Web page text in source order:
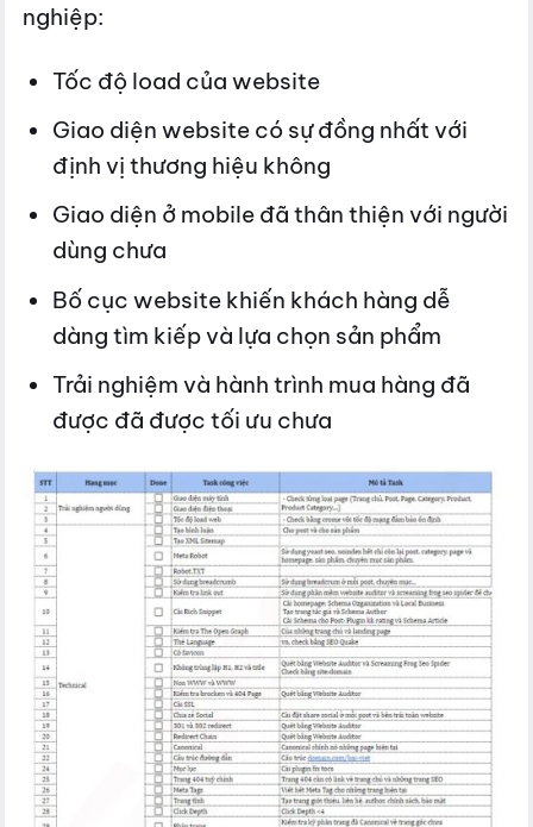
nghiệp:
Tốc độ load của website
Giao diện website có sự đồng nhất với
định vị thương hiệu không
Giao diện ở mobile đã thân thiện với người
dùng chưa
Bố cục website khiến khách hàng dễ
dàng tìm kiếp và lựa chọn sản phẩm
Trải nghiệm và hành trình mua hàng đã
được đã được tối ưu chưa